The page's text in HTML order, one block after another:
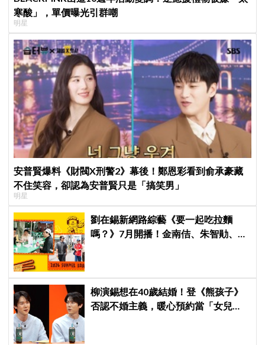
寒酸」，單價曝光引群嘲
明星
安普賢爆料《財閥X刑警2》幕後！鄭恩彩看到俞承豪藏
不住笑容，卻認為安普賢只是「搞笑男」
明星
劉在錫新網路綜藝《要一起吃拉麵
嗎？》7月開播！金南佶、朱智勛、尹
柳演錫想在40歲結婚！登《熊孩子》
否認不婚主義，暖心預約當「女兒